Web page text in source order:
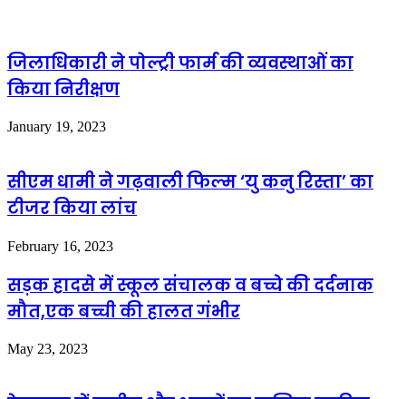
जिलाधिकारी ने पोल्ट्री फार्म की व्यवस्थाओं का
किया निरीक्षण
January 19, 2023
सीएम धामी ने गढ़वाली फिल्म ‘यु कनु रिस्ता’ का
टीजर किया लांच
February 16, 2023
सड़क हादसे में स्कूल संचालक व बच्चे की दर्दनाक
मौत,एक बच्ची की हालत गंभीर
May 23, 2023